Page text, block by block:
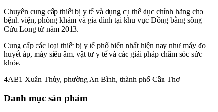
Chuyên cung cấp thiết bị y tế và dụng cụ thể dục chính hãng cho
bệnh viện, phòng khám và gia đình tại khu vực Đồng bằng sông
Cửu Long từ năm 2013.
Cung cấp các loại thiết bị y tế phổ biến nhất hiện nay như máy đo
huyết áp, máy siêu âm, vật tư y tế và các giải pháp chăm sóc sức
khỏe.
4AB1 Xuân Thủy, phường An Bình, thành phố Cần Thơ
Danh mục sản phẩm